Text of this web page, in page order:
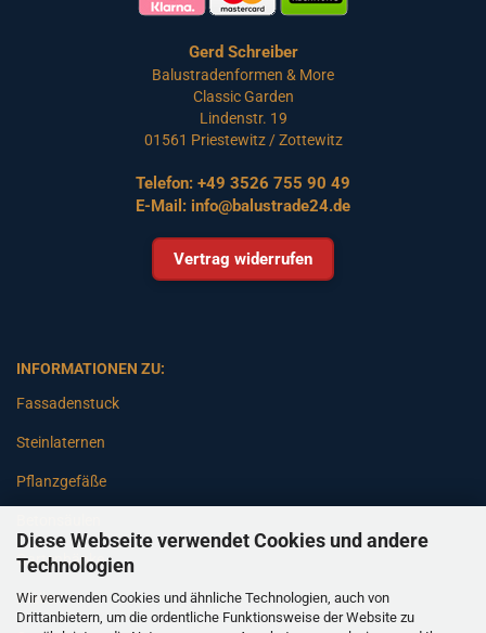
Diese Webseite verwendet Cookies und andere
Technologien
Wir verwenden Cookies und ähnliche Technologien, auch von
Drittanbietern, um die ordentliche Funktionsweise der Website zu
Gerd Schreiber
Balustradenformen & More
Classic Garden
Lindenstr. 19
01561 Priestewitz / Zottewitz
Telefon: +49 3526 755 90 49
E-Mail: info@balustrade24.de
Vertrag widerrufen
INFORMATIONEN ZU:
Fassadenstuck
Steinlaternen
Pflanzgefäße
Gartenbänke
Pfeiler